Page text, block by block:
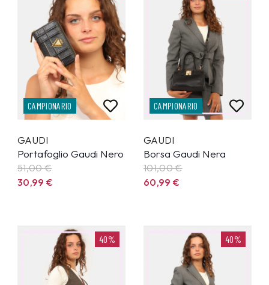
CAMPIONARIO
GAUDI
Portafoglio Gaudi Nero
51,00 €
30,99€
CAMPIONARIO
GAUDI
Borsa Gaudi Nera
101,00 €
60,99€
40% 40%